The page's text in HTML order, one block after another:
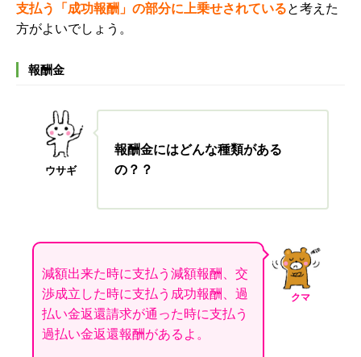
支払う「成功報酬」の部分に上乗せされていると考えた
方がよいでしょう。
報酬金
ウサギ
報酬金にはどんな種類がある
の？？
クマ
減額出来た時に支払う減額報酬、交
渉成立した時に支払う成功報酬、過
払い金返還請求が通った時に支払う
過払い金返還報酬があるよ。